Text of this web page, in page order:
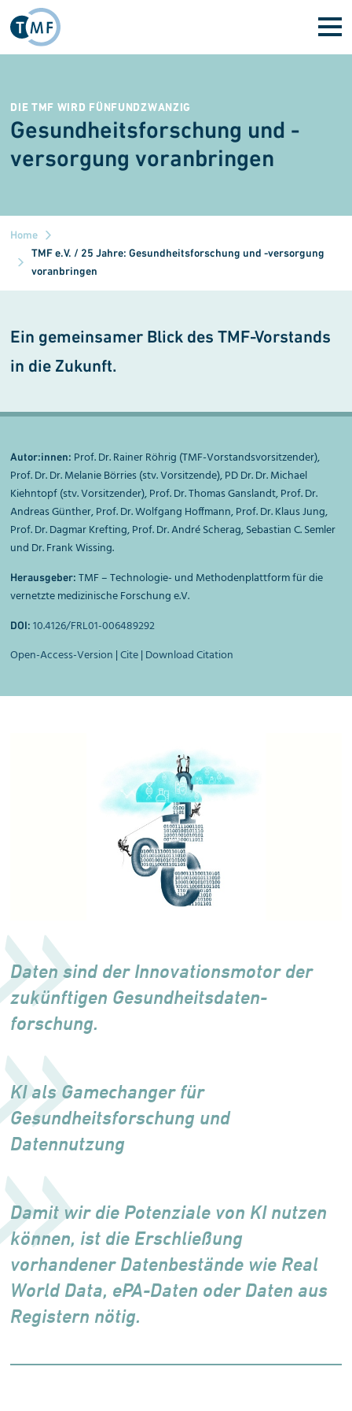
Skip to main content
DIE TMF WIRD FÜNFUNDZWANZIG
Gesundheitsforschung und -
versorgung voran­bringen
Home
TMF e.V. / 25 Jahre: Gesundheitsforschung und -versorgung
voranbringen
Ein gemeinsamer Blick des TMF-Vorstands
in die Zukunft.
Autor:innen: Prof. Dr. Rainer Röhrig (TMF-Vorstandsvorsitzender),
Prof. Dr. Dr. Melanie Börries (stv. Vorsitzende), PD Dr. Dr. Michael
Kiehntopf (stv. Vorsitzender), Prof. Dr. Thomas Ganslandt, Prof. Dr.
Andreas Günther, Prof. Dr. Wolfgang Hoffmann, Prof. Dr. Klaus Jung,
Prof. Dr. Dagmar Krefting, Prof. Dr. André Scherag, Sebastian C. Semler
und Dr. Frank Wissing.
Herausgeber:TMF – Technologie- und Methodenplattform für die
vernetzte medizinische Forschung e.V.
DOI:10.4126/FRL01-006489292
Open-Access-Version |Cite| Download Citation
Daten sind der Innovationsmotor der
zukünftigen Gesund­heits­daten­
forschung.
KI als Gamechanger für
Gesundheitsforschung und
Datennutzung
Damit wir die Potenziale von KI nutzen
können, ist die Erschließung
vorhandener Datenbestände wie Real
World Data, ePA-Daten oder Daten aus
Registern nötig.